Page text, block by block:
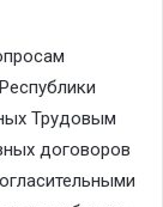
Трудовым
договоров